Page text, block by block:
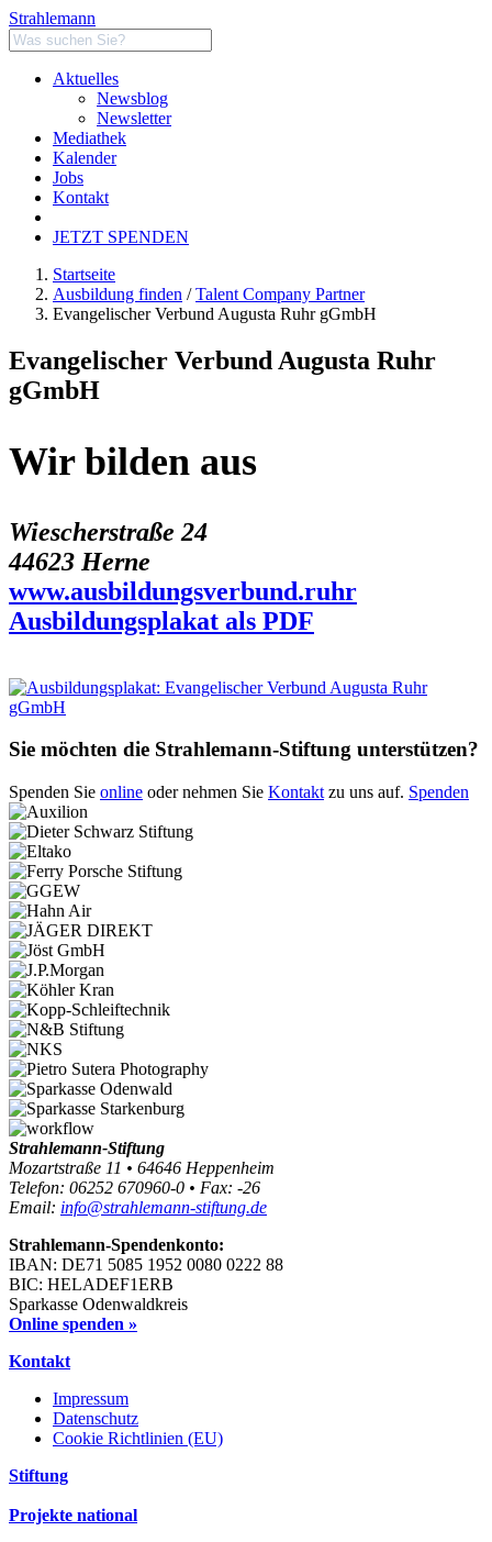
Strahlemann
Aktuelles
Newsblog
Newsletter
Mediathek
Kalender
Jobs
Kontakt
JETZT SPENDEN
Startseite
Ausbildung finden /Talent Company Partner
Evangelischer Verbund Augusta Ruhr gGmbH
Evangelischer Verbund Augusta Ruhr
gGmbH
Wir bilden aus
Wiescherstraße 24
44623 Herne
www.ausbildungsverbund.ruhr
Ausbildungsplakat als PDF
Sie möchten die Strahlemann-Stiftung unterstützen?
Spenden Sie online oder nehmen Sie Kontakt zu uns auf. Spenden
Strahlemann-Stiftung
Mozartstraße 11 • 64646 Heppenheim
Telefon: 06252 670960-0 • Fax: -26
Email: info@strahlemann-stiftung.de
Strahlemann-Spendenkonto:
IBAN: DE71 5085 1952 0080 0222 88
BIC: HELADEF1ERB
Sparkasse Odenwaldkreis
Online spenden »
Kontakt
Impressum
Datenschutz
Cookie Richtlinien (EU)
Stiftung
Projekte national